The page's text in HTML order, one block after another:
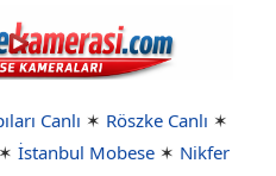
Canlı ✶ Röszke Canlı ✶
✶ İstanbul Mobese ✶ Nikfer